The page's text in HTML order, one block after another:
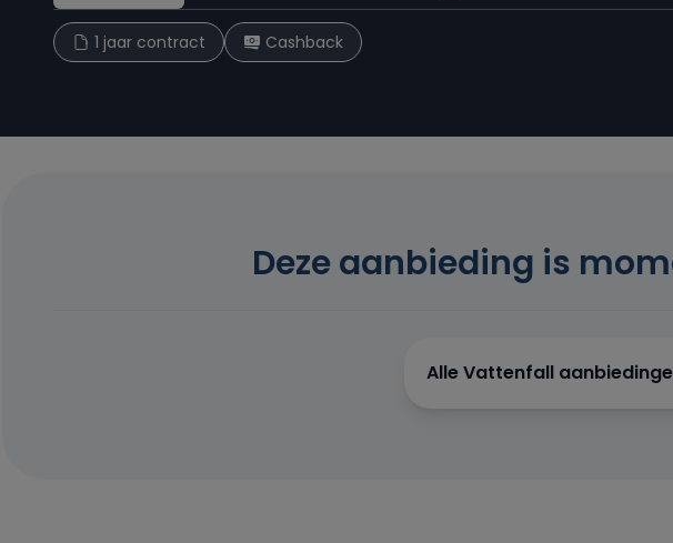
1 jaar contract Cashback
Deze aanbieding is
Alle Vattenfall